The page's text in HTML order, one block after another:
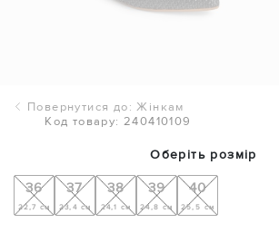
Повернутися до: Жінкам
Код товару: 240410109
Оберіть розмір
36
22,7 см
37
23,4 см
38
24,1 см
39
24,8 см
40
25,5 см